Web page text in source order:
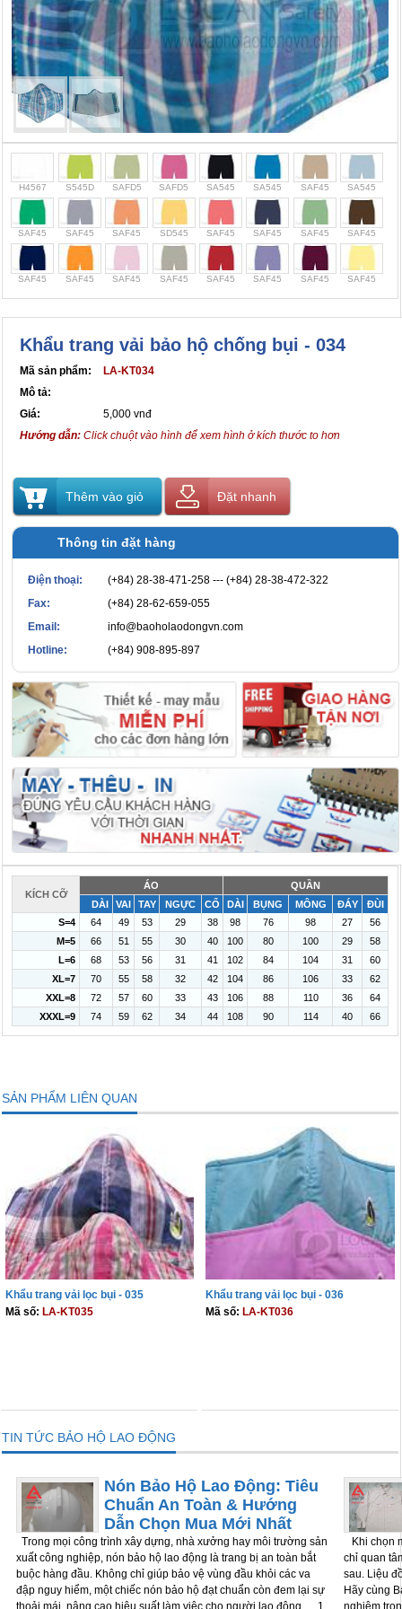
H4567 S545D SAFD5 SAFD5 SA545 SA545 SAF45 SA545
SAF45 SAF45 SAF45 SD545 SAF45 SAF45 SAF45 SAF45
SAF45 SAF45 SAF45 SAF45 SAF45 SAF45 SAF45 SAF45
Khẩu trang vải bảo hộ chống bụi - 034
Mã sản phẩm:
LA-KT034
Mô tả:
Giá:
5,000 vnđ
Hướng dẫn: Click chuột vào hình để xem hình ở kích thước to hơn
Thêm vào giỏ Đặt nhanh
Thông tin đặt hàng
Điện thoại:
(+84) 28-38-471-258 --- (+84) 28-38-472-322
Fax:
(+84) 28-62-659-055
Email:
info@baoholaodongvn.com
Hotline:
(+84) 908-895-897
KÍCH CỠ
ÁO
QUẦN
DÀI
VAI TAY NGỰC CỔ DÀI BỤNG MÔNG ĐÁY
ĐÙI
S=4
64 49 53 29 38 98 76 98 27
56
M=5
66 51 55 30 40 100 80 100 29
58
L=6
68 53 56 31 41 102 84 104 31
60
XL=7
70 55 58 32 42 104 86 106 33
62
XXL=8
72 57 60 33 43 106 88 110 36
64
XXXL=9
74 59 62 34 44 108 90 114 40 66
SẢN PHẨM LIÊN QUAN
Khẩu trang vải lọc bụi - 035
Mã số: LA-KT035
Khẩu trang vải lọc bụi - 036
Mã số: LA-KT036
TIN TỨC BẢO HỘ LAO ĐỘNG
Nón Bảo Hộ Lao Động: Tiêu
Chuẩn An Toàn & Hướng
Dẫn Chọn Mua Mới Nhất
Trong mọi công trình xây dựng, nhà xưởng hay môi trường sản
xuất công nghiệp, nón bảo hộ lao động là trang bị an toàn bắt
buộc hàng đầu. Không chỉ giúp bảo vệ vùng đầu khỏi các va
đập nguy hiểm, một chiếc nón bảo hộ đạt chuẩn còn đem lại sự
thoải mái, nâng cao hiệu suất làm việc cho người lao động. 1.
Khi chọn
chỉ quan
sau. Liệu
Hãy cùng
nghiệm
Cọc giao thông, rào chắn công trình
Bình chữa cháy, cứu hỏa
Chính sách bảo mật thông tin